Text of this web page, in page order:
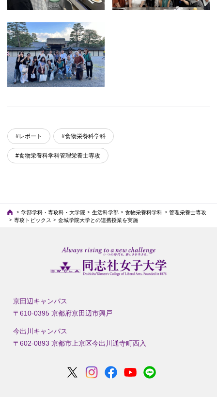
#レポート #食物栄養科学科
#食物栄養科学科管理栄養士専攻
学部学科・専攻科・大学院 生活科学部 食物栄養科学科
管理栄養士専攻
専攻トピックス
金城学院大学との連携授業を実施
京田辺キャンパス
〒610-0395 京都府京田辺市興戸
今出川キャンパス
〒602-0893 京都市上京区今出川通寺町西入